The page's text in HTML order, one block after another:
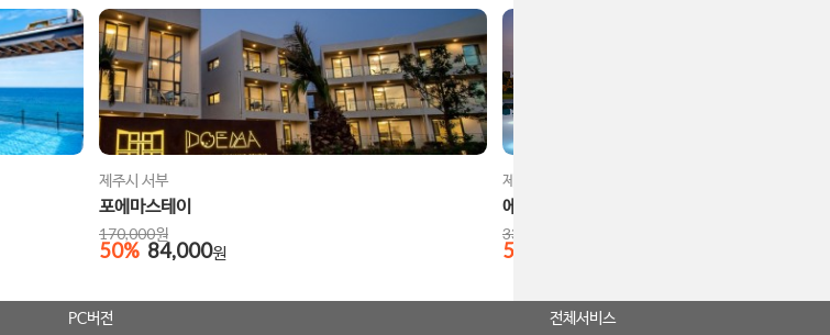
제주시 서부
포에마스테이
170,000원
50% 84,000원
제주시 서부
에코그린리조트
330,000
51
PC버전 전체서비스